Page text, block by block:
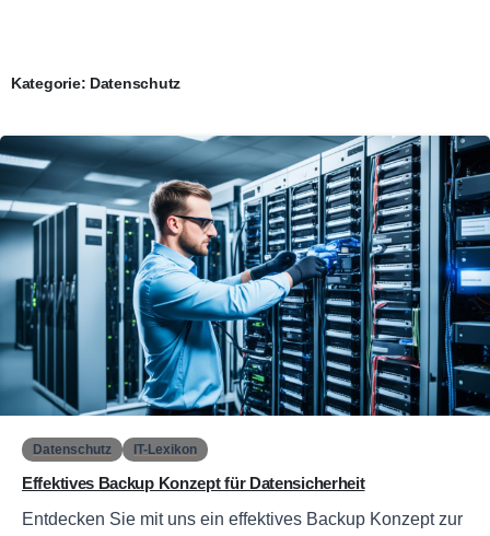
Kategorie: Datenschutz
0
Datenschutz IT-Lexikon
Effektives Backup Konzept für Datensicherheit
Entdecken Sie mit uns ein effektives Backup Konzept zur